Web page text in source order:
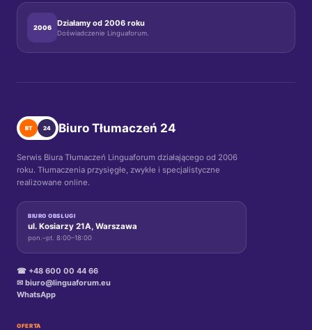
2006 Działamy od 2006 roku
Doświadczenie Linguaforum.
BT 24 Biuro Tłumaczeń 24
Serwis Biura Tłumaczeń Linguaforum działającego od 2006
roku. Tłumaczenia przysięgłe, zwykłe i specjalistyczne
realizowane online.
BIURO OBSŁUGI
ul. Kosiarzy 21A, Warszawa
pon.–pt. 8:00–18:00
☎ +48 600 00 44 66
✉ biuro@linguaforum.eu
WhatsApp
OFERTA